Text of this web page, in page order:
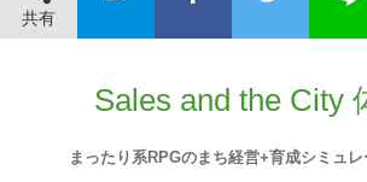
共有
Sales and the City
まったり系RPGのまち経営+育成シミュ